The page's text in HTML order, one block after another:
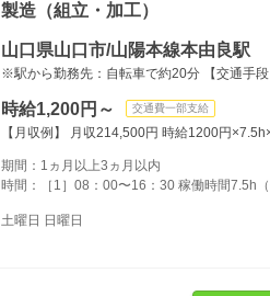
製造（組立・加工）
山口県山口市/山陽本線本由良駅
※駅から勤務先：自転車で約20分 【交通手
時給1,200円～ 交通費一部支給
【月収例】 月収214,500円 時給1200円
期間：1ヵ月以上3ヵ月以内
時間：［1］08：00〜16：30 稼働時間7.5h
土曜日 日曜日